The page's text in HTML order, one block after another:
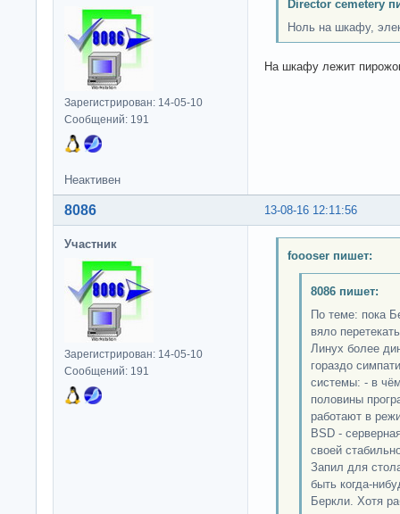
Зарегистрирован: 14-05-10
Сообщений: 191
Director cemetery
Ноль на шкафу,
На шкафу лежит
Неактивен
13-08-16 12:11:56
8086
Участник
Зарегистрирован: 14-05-10
Сообщений: 191
foooser пишет:
8086 пишет:
По теме: пока
вяло
Линух более
гораздо
системы: - в
половины
работают в
BSD -
своей
Запил для
быть когда-
Беркли. Хотя